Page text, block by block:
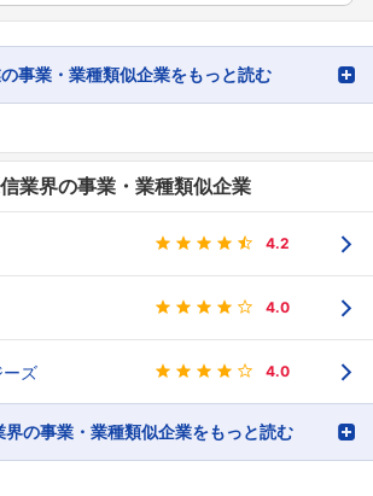
事業・業種類似企業をもっと読む
業界の事業・業種類似企業
4.2
4.0
ーズ 4.0
界の事業・業種類似企業をもっと読む